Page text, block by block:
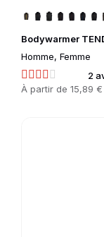
Bodywarmer
Homme, Femme
2
Prix
À partir de15,89 €